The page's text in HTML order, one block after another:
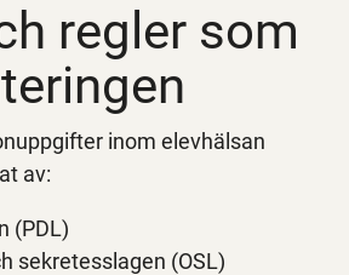
regler som
inom elevhälsan
av:
(PDL)
sekretesslagen (OSL)